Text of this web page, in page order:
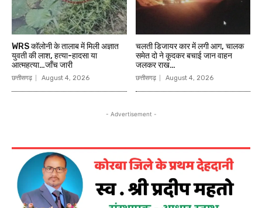
WRS कॉलोनी के तालाब में मिली अज्ञात
युवती की लाश, हत्या-हादसा या
आत्महत्या…जाँच जारी
छत्तीसगढ़ August 4, 2026
चलती डिजायर कार में लगी आग, चालक
समेत दो ने कूदकर बचाई जान वाहन
जलकर राख…
छत्तीसगढ़ August 4, 2026
- Advertisement -